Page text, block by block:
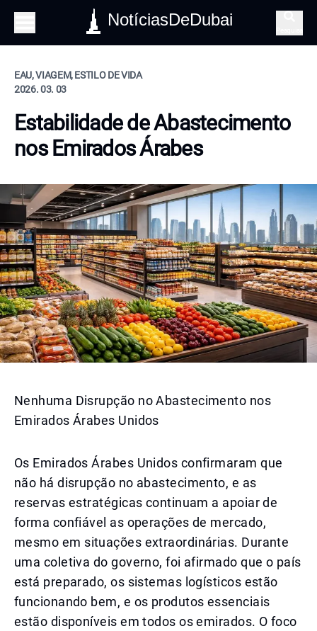
NotíciasDeDubai
EAU, VIAGEM, ESTILO DE VIDA
2026. 03. 03
Estabilidade de Abastecimento
nos Emirados Árabes
Nenhuma Disrupção no Abastecimento nos
Emirados Árabes Unidos
Os Emirados Árabes Unidos confirmaram que
não há disrupção no abastecimento, e as
reservas estratégicas continuam a apoiar de
forma confiável as operações de mercado,
mesmo em situações extraordinárias. Durante
uma coletiva do governo, foi afirmado que o país
está preparado, os sistemas logísticos estão
funcionando bem, e os produtos essenciais
estão disponíveis em todos os emirados. O foco